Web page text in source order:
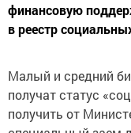
финансовую
в реестр
Малый и средний
получат статус
получить от